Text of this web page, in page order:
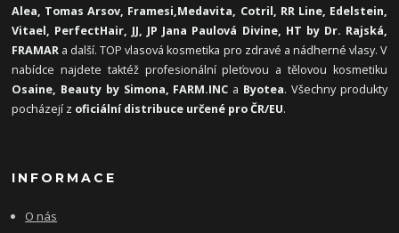
Alea, Tomas Arsov, Framesi,Medavita, Cotril, RR Line, Edelstein,
Vitael, PerfectHair, JJ, JP Jana Paulová Divine, HT by Dr. Rajská,
FRAMAR a další. TOP vlasová kosmetika pro zdravé a nádherné vlasy. V
nabídce najdete taktéž profesionální pleťovou a tělovou kosmetiku
Osaine, Beauty by Simona, FARM.INC a Byotea. Všechny produkty
pocházejí z oficiální distribuce určené pro ČR/EU.
INFORMACE
O nás